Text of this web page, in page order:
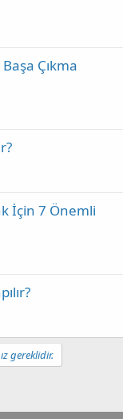
Çıkma
İçin 7 Önemli
gereklidir.